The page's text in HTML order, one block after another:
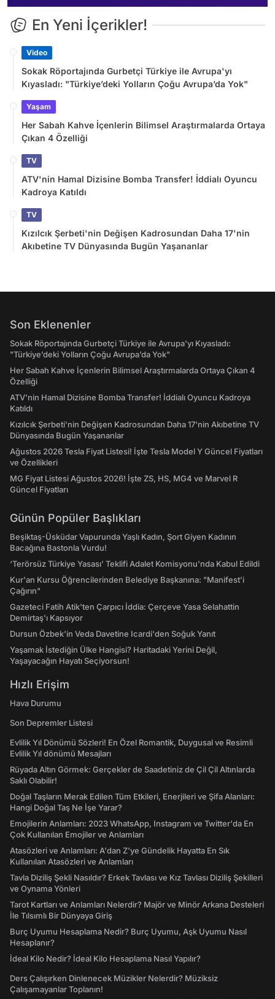
En Yeni İçerikler!
Video
Sokak Röportajında Gurbetçi Türkiye ile Avrupa'yı
Kıyasladı: "Türkiye’deki Yolların Çoğu Avrupa’da Yok"
Yaşam
Her Sabah Kahve İçenlerin Bilimsel Araştırmalarda Ortaya
Çıkan 4 Özelliği
TV
ATV'nin Hamal Dizisine Bomba Transfer! İddialı Oyuncu
Kadroya Katıldı
TV
Kızılcık Şerbeti'nin Değişen Kadrosundan Daha 17'nin
Akıbetine TV Dünyasında Bugün Yaşananlar
Son Eklenenler
Sokak Röportajında Gurbetçi Türkiye ile Avrupa'yı Kıyasladı:
"Türkiye’deki Yolların Çoğu Avrupa’da Yok"
Her Sabah Kahve İçenlerin Bilimsel Araştırmalarda Ortaya Çıkan 4
Özelliği
ATV'nin Hamal Dizisine Bomba Transfer! İddialı Oyuncu Kadroya
Katıldı
Kızılcık Şerbeti'nin Değişen Kadrosundan Daha 17'nin Akıbetine TV
Dünyasında Bugün Yaşananlar
Ağustos 2026 Tesla Fiyat Listesi! İşte Tesla Model Y Güncel Fiyatları
ve Özellikleri
MG Fiyat Listesi Ağustos 2026! İşte ZS, HS, MG4 ve Marvel R
Güncel Fiyatları
Günün Popüler Başlıkları
Beşiktaş-Üsküdar Vapurunda Yaşlı Kadın, Şort Giyen Kadının
Bacağına Bastonla Vurdu!
‘Terörsüz Türkiye Yasası’ Teklifi Adalet Komisyonu'nda Kabul Edildi
Kur'an Kursu Öğrencilerinden Belediye Başkanına: "Manifest’i
Çağırın"
Gazeteci Fatih Atik'ten Çarpıcı İddia: Çerçeve Yasa Selahattin
Demirtaş'ı Kapsıyor
Dursun Özbek'in Veda Davetine Icardi'den Soğuk Yanıt
Yaşamak İstediğin Ülke Hangisi? Haritadaki Yerini Değil,
Yaşayacağın Hayatı Seçiyorsun!
Hızlı Erişim
Hava Durumu
Son Depremler Listesi
Evlilik Yıl Dönümü Sözleri! En Özel Romantik, Duygusal ve Resimli
Evlilik Yıl dönümü Mesajları
Rüyada Altın Görmek: Gerçekler de Saadetiniz de Çil Çil Altınlarda
Saklı Olabilir!
Doğal Taşların Merak Edilen Tüm Etkileri, Enerjileri ve Şifa Alanları:
Hangi Doğal Taş Ne İşe Yarar?
Emojilerin Anlamları: 2023 WhatsApp, Instagram ve Twitter'da En
Çok Kullanılan Emojiler ve Anlamları
Atasözleri ve Anlamları: A'dan Z'ye Gündelik Hayatta En Sık
Kullanılan Atasözleri ve Anlamları
Tavla Diziliş Şekli Nasıldır? Erkek Tavlası ve Kız Tavlası Diziliş Şekilleri
ve Oynama Yönleri
Tarot Kartları ve Anlamları Nelerdir? Majör ve Minör Arkana Desteleri
İle Tılsımlı Bir Dünyaya Giriş
Burç Uyumu Hesaplama Nedir? Burç Uyumu, Aşk Uyumu Nasıl
Hesaplanır?
İdeal Kilo Nedir? İdeal Kilo Hesaplama Nasıl Yapılır?
Ders Çalışırken Dinlenecek Müzikler Nelerdir? Müziksiz
Çalışamayanlar Toplanın!